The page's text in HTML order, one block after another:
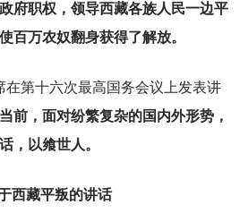
府职权，领导西藏各族人民一边平
百万农奴翻身获得了解放。
在第十六次最高国务会议上发表讲
当前，面对纷繁复杂的国内外形势，
，以飨世人。
西藏平叛的讲话